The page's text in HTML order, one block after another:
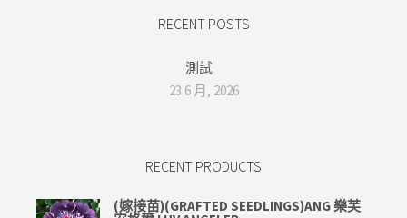
RECENT POSTS
測試
23 6 月, 2026
RECENT PRODUCTS
(嫁接苗)(GRAFTED SEEDLINGS)ANG 樂芙